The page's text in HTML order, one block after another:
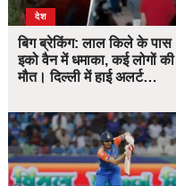
देश
बिग ब्रेकिंग: लाल किले के पास
इको वैन में धमाका, कई लोगों की
मौत। दिल्ली में हाई अलर्ट…